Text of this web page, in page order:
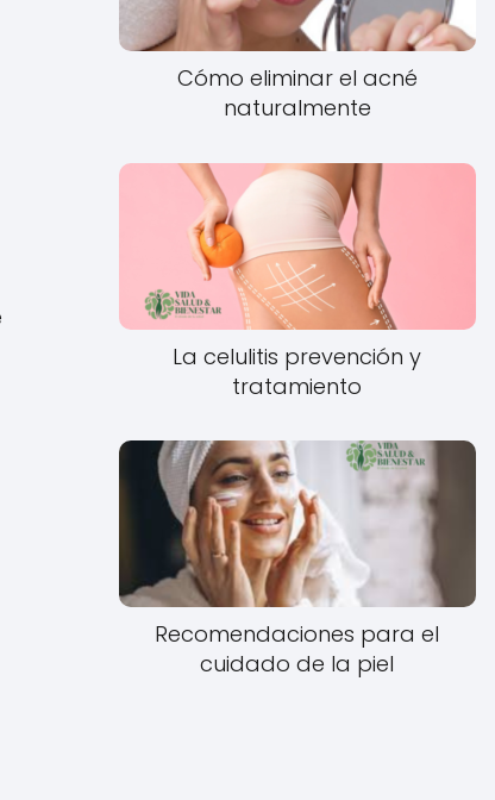
Cómo eliminar el acné
naturalmente
La celulitis prevención y
tratamiento
Recomendaciones para el
cuidado de la piel